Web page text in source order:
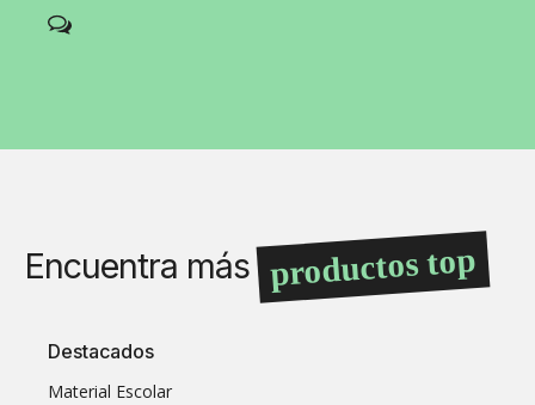
Encuentra más productos top
Destacados
Material Escolar